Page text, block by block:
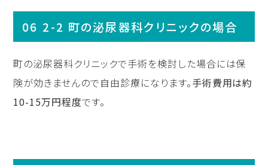
2-2 町の泌尿器科クリニックの場合
町の泌尿器科クリニックで手術を検討した場合には保
険が効きませんので自由診療になります。手術費用は約
10-15万円程度です。